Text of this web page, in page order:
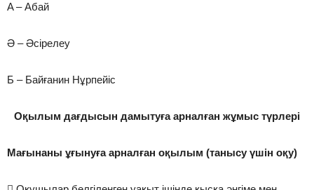
A – Абай
Ә – Әсірелеу
Б – Байғанин Нұрпейіс
Оқылым дағдысын дамытуға арналған жұмыс түрлері
Мағынаны ұғынуға арналған оқылым (танысу үшін оқу)